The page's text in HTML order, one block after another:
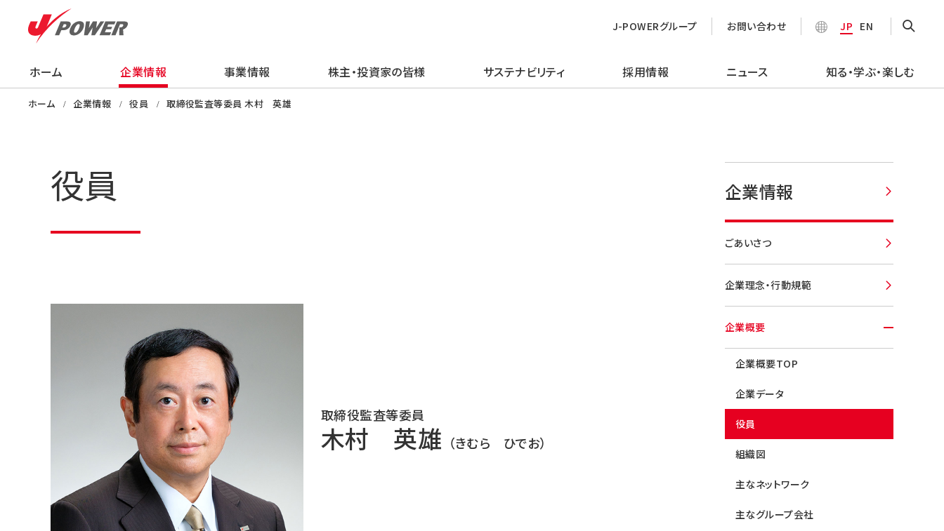
ホーム 企業情報
企業情報
事業情報
事業情報
株主・投資家の皆様
株主・投資家の皆様
サステナビリティ
サステナビリティ
採用情報
採用情報
ニュース
ニュース
知る・学ぶ・楽しむ
知る・学ぶ・楽しむ
J-POWERグループ お問い合わせ JP EN
ホーム 企業情報 役員 取締役監査等委員 木村 英雄
役員
取締役監査等委員
木村 英雄 （きむら ひでお）
企業情報
ごあいさつ
企業理念・行動規範
企業概要
企業概要TOP
企業データ
役員
組織図
主なネットワーク
主なグループ会社